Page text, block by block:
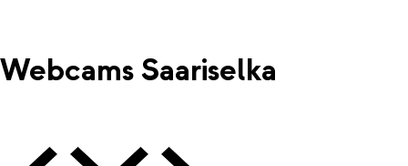
Webcams Saariselka
Vorige Webcam
Volgende Webcam
Vorige Webcam
Volgende Webcam